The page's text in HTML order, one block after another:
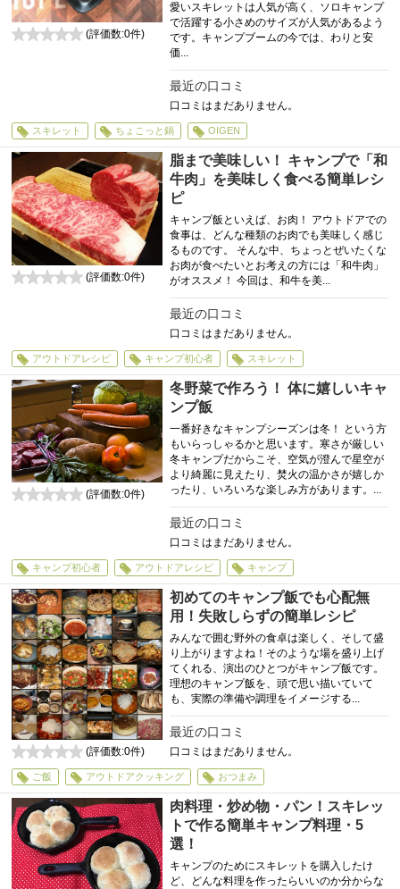
愛いスキレットは人気が高く、ソロキャンプ
で活躍する小さめのサイズが人気があるよう
です。キャンプブームの今では、わりと安
価...
最近の口コミ
口コミはまだありません。
(評価数:0件)
スキレット ちょこっと鍋 OIGEN
脂まで美味しい！ キャンプで「和
牛肉」を美味しく食べる簡単レシ
ピ
キャンプ飯といえば、お肉！ アウトドアでの
食事は、どんな種類のお肉でも美味しく感じ
るものです。 そんな中、ちょっとぜいたくな
お肉が食べたいとお考えの方には「和牛肉」
がオススメ！ 今回は、和牛を美...
最近の口コミ
口コミはまだありません。
(評価数:0件)
アウトドアレシピ キャンプ初心者 スキレット
冬野菜で作ろう！ 体に嬉しいキャ
ンプ飯
一番好きなキャンプシーズンは冬！ という方
もいらっしゃるかと思います。寒さが厳しい
冬キャンプだからこそ、空気が澄んで星空が
より綺麗に見えたり、焚火の温かさが嬉しか
ったり、いろいろな楽しみ方があります。...
最近の口コミ
口コミはまだありません。
(評価数:0件)
キャンプ初心者 アウトドアレシピ キャンプ
初めてのキャンプ飯でも心配無
用！失敗しらずの簡単レシピ
みんなで囲む野外の食卓は楽しく、そして盛
り上がりますよね！そのような場を盛り上げ
てくれる、演出のひとつがキャンプ飯です。
理想のキャンプ飯を、頭で思い描いていて
も、実際の準備や調理をイメージする...
最近の口コミ
口コミはまだありません。
(評価数:0件)
ご飯 アウトドアクッキング おつまみ
肉料理・炒め物・パン！スキレッ
トで作る簡単キャンプ料理・5
選！
キャンプのためにスキレットを購入したけ
ど、どんな料理を作ったらいいのか分からな